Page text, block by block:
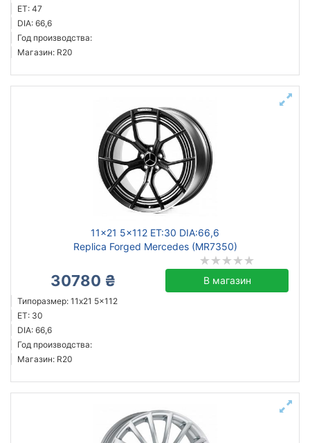
ET: 47
DIA: 66,6
Год производства:
Магазин: R20
11x21 5x112 ET:30 DIA:66,6
Replica Forged Mercedes (MR7350)
30780 ₴ В магазин
Типоразмер: 11x21 5x112
ET: 30
DIA: 66,6
Год производства:
Магазин: R20